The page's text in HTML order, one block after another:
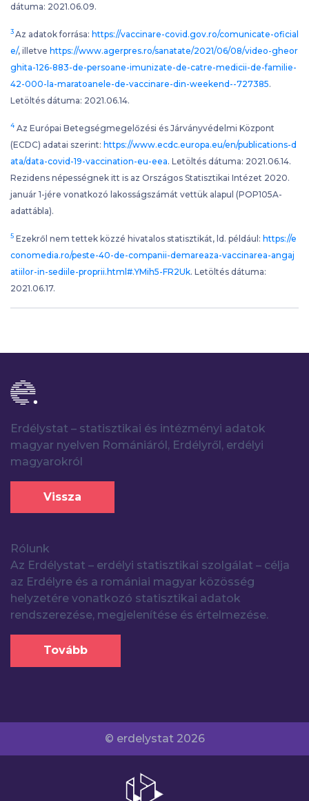
dátuma: 2021.06.09.
3Az adatok forrása: https://vaccinare-covid.gov.ro/comunicate-oficial
e/, illetve https://www.agerpres.ro/sanatate/2021/06/08/video-gheor
ghita-126-883-de-persoane-imunizate-de-catre-medicii-de-familie-
42-000-la-maratoanele-de-vaccinare-din-weekend--727385.
Letöltés dátuma: 2021.06.14.
4Az Európai Betegségmegelőzési és Járványvédelmi Központ
(ECDC) adatai szerint: https://www.ecdc.europa.eu/en/publications-d
ata/data-covid-19-vaccination-eu-eea. Letöltés dátuma: 2021.06.14.
Rezidens népességnek itt is az Országos Statisztikai Intézet 2020.
január 1-jére vonatkozó lakosságszámát vettük alapul (POP105A-
adattábla).
5 Ezekről nem tettek közzé hivatalos statisztikát, ld. például: https://e
conomedia.ro/peste-40-de-companii-demareaza-vaccinarea-angaj
atiilor-in-sediile-proprii.html#.YMih5-FR2Uk. Letöltés dátuma:
2021.06.17.
Erdélystat – statisztikai és intézményi adatok
magyar nyelven Romániáról, Erdélyről, erdélyi
magyarokról
Vissza
Rólunk
Az Erdélystat – erdélyi statisztikai szolgálat – célja
az Erdélyre és a romániai magyar közösség
helyzetére vonatkozó statisztikai adatok
rendszerezése, megjelenítése és értelmezése.
Tovább
© erdelystat 2026